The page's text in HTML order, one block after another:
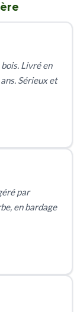
Livré en
Sérieux et
par
en bardage